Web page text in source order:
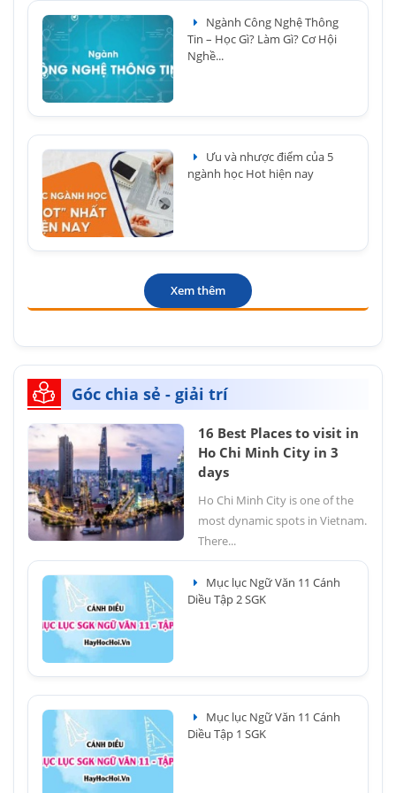
Ngành Công Nghệ Thông
Tin – Học Gì? Làm Gì? Cơ Hội
Nghề...
Ưu và nhược điểm của 5
ngành học Hot hiện nay
Xem thêm
Góc chia sẻ - giải trí
16 Best Places to visit in
Ho Chi Minh City in 3
days
Ho Chi Minh City is one of the
most dynamic spots in Vietnam.
There...
Mục lục Ngữ Văn 11 Cánh
Diều Tập 2 SGK
Mục lục Ngữ Văn 11 Cánh
Diều Tập 1 SGK